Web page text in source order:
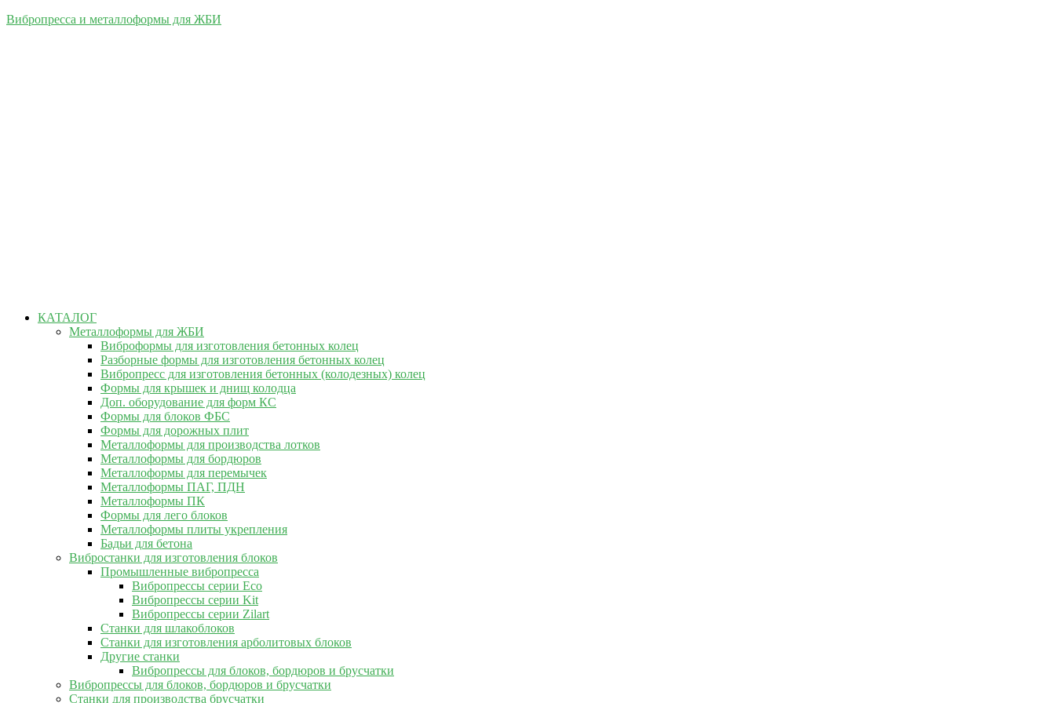
Вибропресса и металлоформы для ЖБИ
КАТАЛОГ
Металлоформы для ЖБИ
Виброформы для изготовления бетонных колец
Разборные формы для изготовления бетонных колец
Вибропресс для изготовления бетонных (колодезных) колец
Формы для крышек и днищ колодца
Доп. оборудование для форм КС
Формы для блоков ФБС
Формы для дорожных плит
Металлоформы для производства лотков
Металлоформы для бордюров
Металлоформы для перемычек
Металлоформы ПАГ, ПДН
Металлоформы ПК
Формы для лего блоков
Металлоформы плиты укрепления
Бадьи для бетона
Вибростанки для изготовления блоков
Промышленные вибропресса
Вибропрессы серии Eco
Вибропрессы серии Kit
Вибропрессы серии Zilart
Станки для шлакоблоков
Станки для изготовления арболитовых блоков
Другие станки
Вибропрессы для блоков, бордюров и брусчатки
Вибропрессы для блоков, бордюров и брусчатки
Станки для производства брусчатки